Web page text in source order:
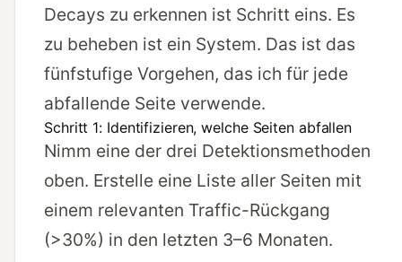
Decays zu erkennen ist Schritt eins. Es
zu beheben ist ein System. Das ist das
fünfstufige Vorgehen, das ich für jede
abfallende Seite verwende.
Schritt 1: Identifizieren, welche Seiten abfallen
Nimm eine der drei Detektionsmethoden
oben. Erstelle eine Liste aller Seiten mit
einem relevanten Traffic-Rückgang
(>30%) in den letzten 3–6 Monaten.